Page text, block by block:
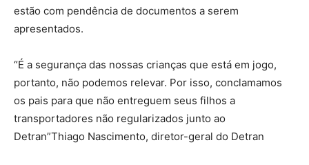
estão com pendência de documentos a serem
apresentados.
“É a segurança das nossas crianças que está em jogo,
portanto, não podemos relevar. Por isso, conclamamos
os pais para que não entreguem seus filhos a
transportadores não regularizados junto ao
Detran”Thiago Nascimento, diretor-geral do Detran